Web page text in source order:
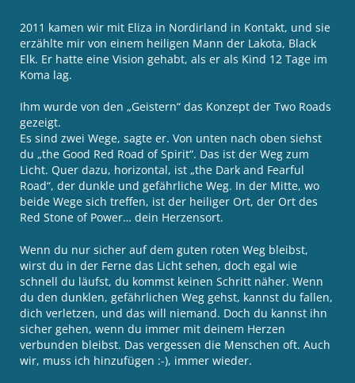
2011 kamen wir mit Eliza in Nordirland in Kontakt, und sie
erzählte mir von einem heiligen Mann der Lakota, Black
Elk. Er hatte eine Vision gehabt, als er als Kind 12 Tage im
Koma lag.
Ihm wurde von den „Geistern“ das Konzept der Two Roads
gezeigt.
Es sind zwei Wege, sagte er. Von unten nach oben siehst
du „the Good Red Road of Spirit“. Das ist der Weg zum
Licht. Quer dazu, horizontal, ist „the Dark and Fearful
Road“, der dunkle und gefährliche Weg. In der Mitte, wo
beide Wege sich treffen, ist der heiliger Ort, der Ort des
Red Stone of Power… dein Herzensort.
Wenn du nur sicher auf dem guten roten Weg bleibst,
wirst du in der Ferne das Licht sehen, doch egal wie
schnell du läufst, du kommst keinen Schritt näher. Wenn
du den dunklen, gefährlichen Weg gehst, kannst du fallen,
dich verletzen, und das will niemand. Doch du kannst ihn
sicher gehen, wenn du immer mit deinem Herzen
verbunden bleibst. Das vergessen die Menschen oft. Auch
wir, muss ich hinzufügen :-), immer wieder.